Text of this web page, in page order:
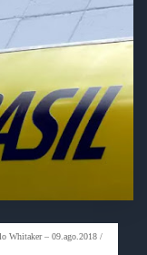
Whitaker – 09.ago.2018 /